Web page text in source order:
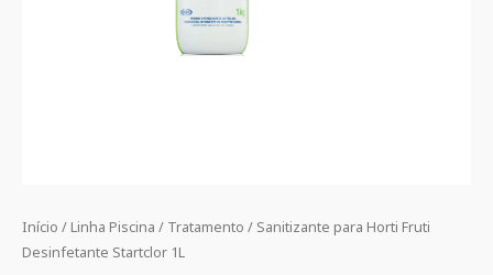
Início / Linha Piscina / Tratamento / Sanitizante para Horti Fruti
Desinfetante Startclor 1L